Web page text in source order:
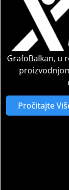
GrafoBalkan, u
Pročitajte